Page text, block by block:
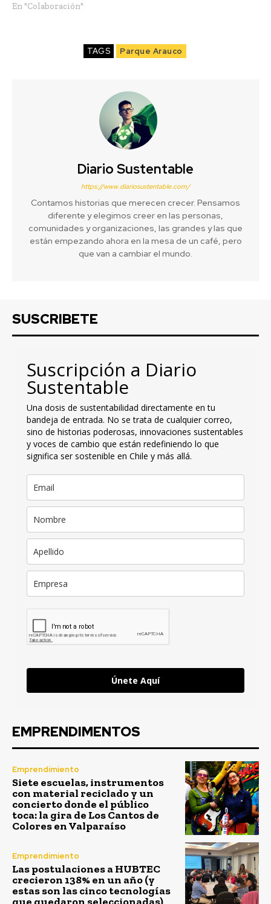
En "Colaboración"
TAGS Parque Arauco
Diario Sustentable
https://www.diariosustentable.com/
Contamos historias que merecen crecer. Pensamos
diferente y elegimos creer en las personas,
comunidades y organizaciones, las grandes y las que
están empezando ahora en la mesa de un café, pero
que van a cambiar el mundo.
SUSCRIBETE
Suscripción a Diario
Sustentable
Una dosis de sustentabilidad directamente en tu
bandeja de entrada. No se trata de cualquier correo,
sino de historias poderosas, innovaciones sustentables
y voces de cambio que están redefiniendo lo que
significa ser sostenible en Chile y más allá.
Únete Aquí
EMPRENDIMENTOS
Emprendimiento
Siete escuelas, instrumentos
con material reciclado y un
concierto donde el público
toca: la gira de Los Cantos de
Colores en Valparaíso
Emprendimiento
Las postulaciones a HUBTEC
crecieron 138% en un año (y
estas son las cinco tecnologías